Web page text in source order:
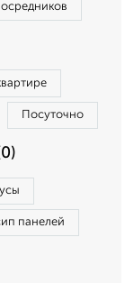
Посуточно
панелей